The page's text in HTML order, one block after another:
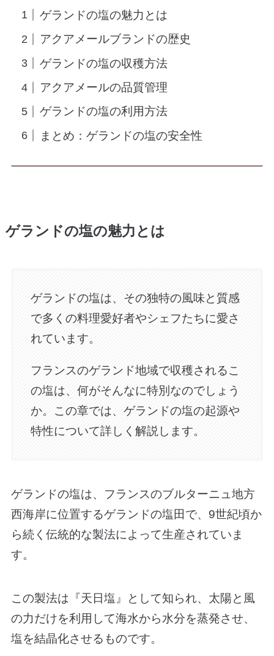
ゲランドの塩の魅力とは
アクアメールブランドの歴史
ゲランドの塩の収穫方法
アクアメールの品質管理
ゲランドの塩の利用方法
まとめ：ゲランドの塩の安全性
ゲランドの塩の魅力とは
ゲランドの塩は、その独特の風味と質感
で多くの料理愛好者やシェフたちに愛さ
れています。
フランスのゲランド地域で収穫されるこ
の塩は、何がそんなに特別なのでしょう
か。この章では、ゲランドの塩の起源や
特性について詳しく解説します。
ゲランドの塩は、フランスのブルターニュ地方
西海岸に位置するゲランドの塩田で、9世紀頃か
ら続く伝統的な製法によって生産されていま
す。
この製法は『天日塩』として知られ、太陽と風
の力だけを利用して海水から水分を蒸発させ、
塩を結晶化させるものです。